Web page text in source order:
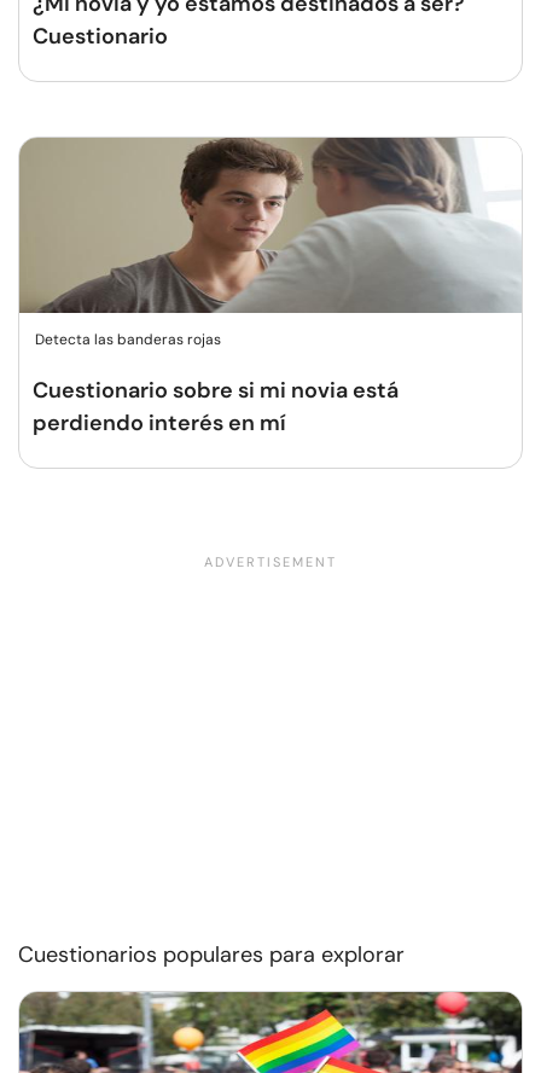
Cuestionario
Detecta las banderas rojas
Cuestionario sobre si mi novia está
perdiendo interés en mí
Cuestionarios populares para explorar